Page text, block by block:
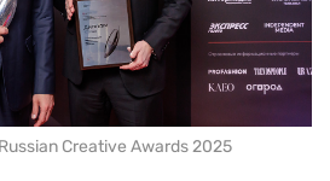
Creative Awards 2025